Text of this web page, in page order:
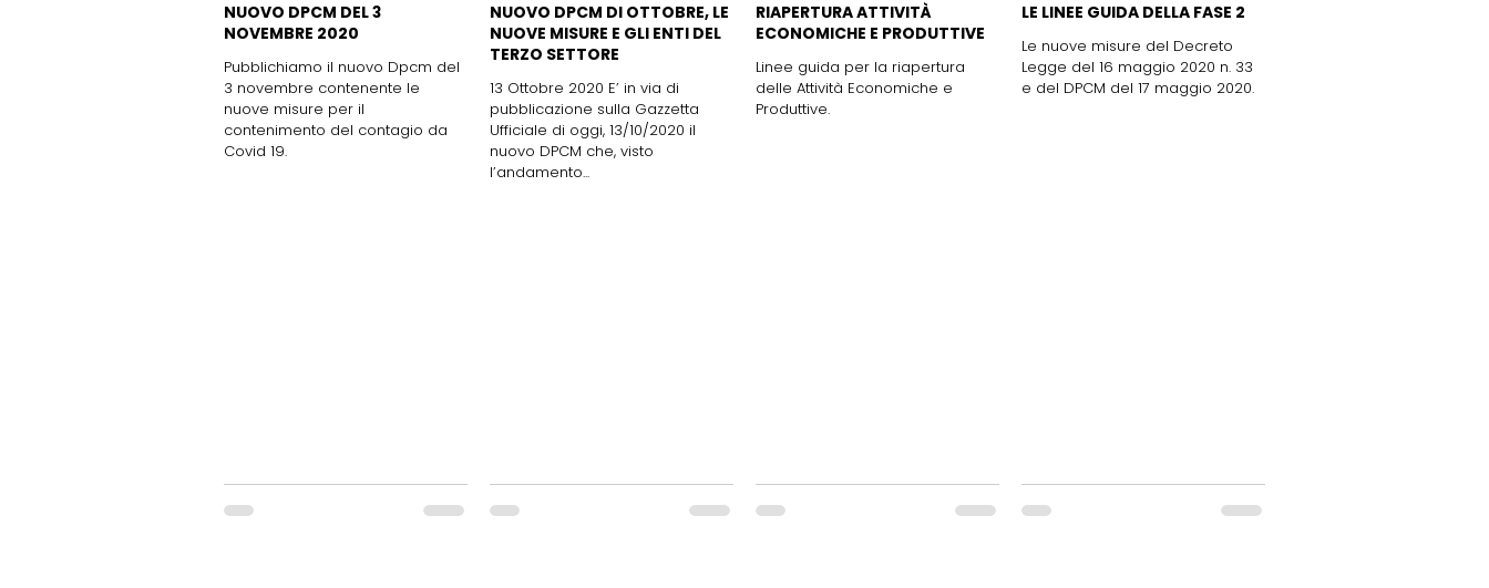
NUOVO DPCM DEL 3
NOVEMBRE 2020
Pubblichiamo il nuovo Dpcm del
3 novembre contenente le
nuove misure per il
contenimento del contagio da
Covid 19.
NUOVO DPCM DI OTTOBRE, LE
NUOVE MISURE E GLI ENTI DEL
TERZO SETTORE
13 Ottobre 2020 E’ in via di
pubblicazione sulla Gazzetta
Ufficiale di oggi, 13/10/2020 il
nuovo DPCM che, visto
l’andamento...
RIAPERTURA ATTIVITÀ
ECONOMICHE E PRODUTTIVE
Linee guida per la riapertura
delle Attività Economiche e
Produttive.
LE LINEE GUIDA DELLA FASE 2
Le nuove misure del Decreto
Legge del 16 maggio 2020 n. 33
e del DPCM del 17 maggio 2020.